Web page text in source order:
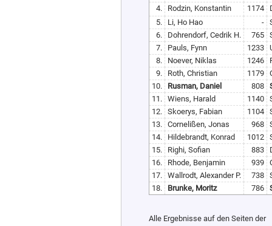
4.
Rodzin, Konstantin 1174
5.
Li, Ho Hao -
6.
Dohrendorf, Cedrik H. 765
7.
Pauls, Fynn 1233
8.
Noever, Niklas 1246
9.
Roth, Christian 1179
10.
Rusman, Daniel 808
11. Wiens, Harald 1140
12. Skoerys, Fabian 1104
13. Cornelißen, Jonas 968
14.
Hildebrandt, Konrad 1012
15.
Righi, Sofian 883
16.
Rhode, Benjamin 939
17. Wallrodt, Alexander P. 738
18.
Brunke, Moritz 786
Alle Ergebnisse auf den Seiten der